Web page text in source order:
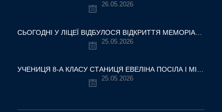
26.05.2026
25.05.2026
УЧЕНИЦЯ 8-А КЛАСУ СТАНИЦЯ ЕВЕЛІНА ПОСІЛА І МІСЦЕ У ВСЕУКРАЇНСЬКОМУ ТУРНІРІ «КРОК ДО МРІЇ – 2026»
25.05.2026